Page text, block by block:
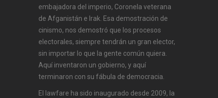
embajadora del imperio, Coronela veterana
de Afganistán e Irak. Esa demostración de
cinismo, nos demostró que los procesos
electorales, siempre tendrán un gran elector,
sin importar lo que la gente común quiera.
Aquí inventaron un gobierno, y aquí
terminaron con su fábula de democracia.
El lawfare ha sido inaugurado desde 2009, la